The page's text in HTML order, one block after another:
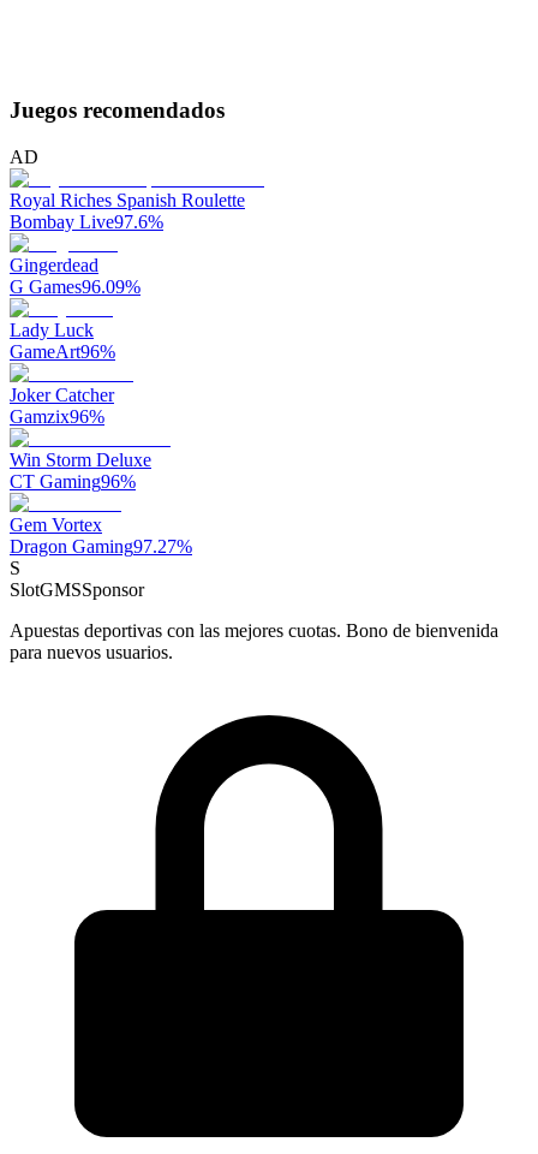
Juegos recomendados
AD
Royal Riches Spanish Roulette
Bombay Live97.6%
Gingerdead
G Games96.09%
Lady Luck
GameArt96%
Joker Catcher
Gamzix96%
Win Storm Deluxe
CT Gaming96%
Gem Vortex
Dragon Gaming97.27%
S
SlotGMSSponsor
Apuestas deportivas con las mejores cuotas. Bono de bienvenida
para nuevos usuarios.